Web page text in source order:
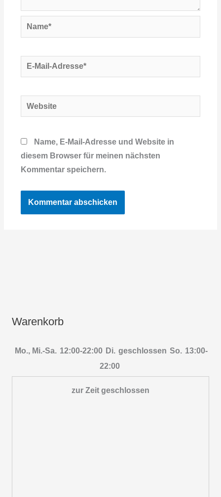
Name*
E-
Mail-
Website
Name, E-Mail-Adresse und Website in
diesem Browser für meinen nächsten
Kommentar speichern.
Warenkorb
Mo., Mi.-Sa. 12:00-22:00 Di. geschlossen So. 13:00-
22:00
zur Zeit geschlossen